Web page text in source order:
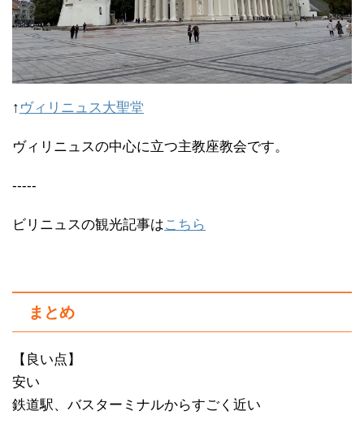
↑ ヴィリニュス大聖堂
ヴィリニュスの中心に立つ主教座教会です。
-----
ビリニュスの観光記事はこちら
まとめ
【良い点】
安い
鉄道駅、バスターミナルからすごく近い